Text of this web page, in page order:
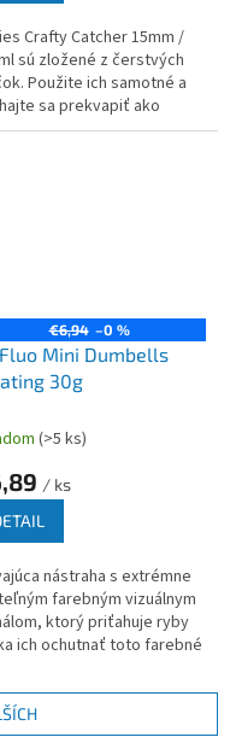
Crafty Catcher 15mm /
sú zložené z čerstvých
Použite ich samotné a
sa prekvapiť ako
fungujú.
€6,94 –0 %
Mini Dumbells
30g
(>5 ks)
/ ks
nástraha s extrémne
farebným vizuálnym
ktorý priťahuje ryby
ich ochutnať toto farebné